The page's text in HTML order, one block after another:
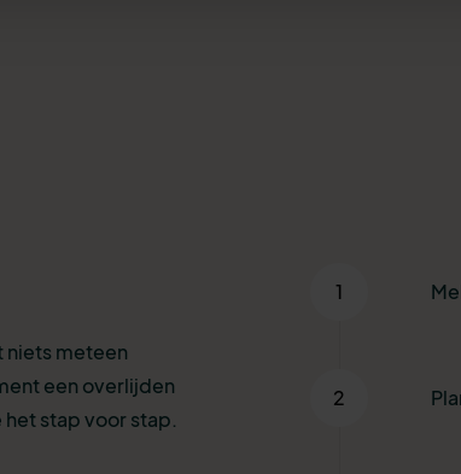
niets meteen
een overlijden
stap voor stap.
1
2